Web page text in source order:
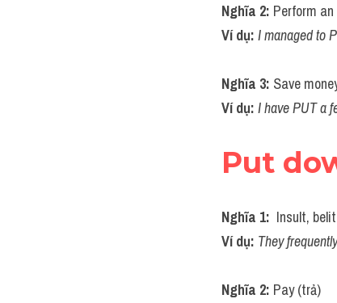
Nghĩa 2: Perform
Ví dụ: I managed to
Nghĩa 3: Save
Ví dụ: I have PUT a
Put
Nghĩa 1: Insult,
Ví dụ: They
Nghĩa 2: Pay (trả)